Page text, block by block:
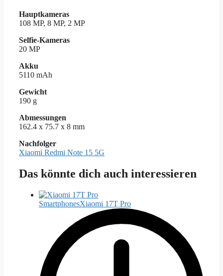
Hauptkameras
108 MP, 8 MP, 2 MP
Selfie-Kameras
20 MP
Akku
5110 mAh
Gewicht
190 g
Abmessungen
162.4 x 75.7 x 8 mm
Nachfolger
Xiaomi Redmi Note 15 5G
Das könnte dich auch interessieren
SmartphonesXiaomi 17T Pro